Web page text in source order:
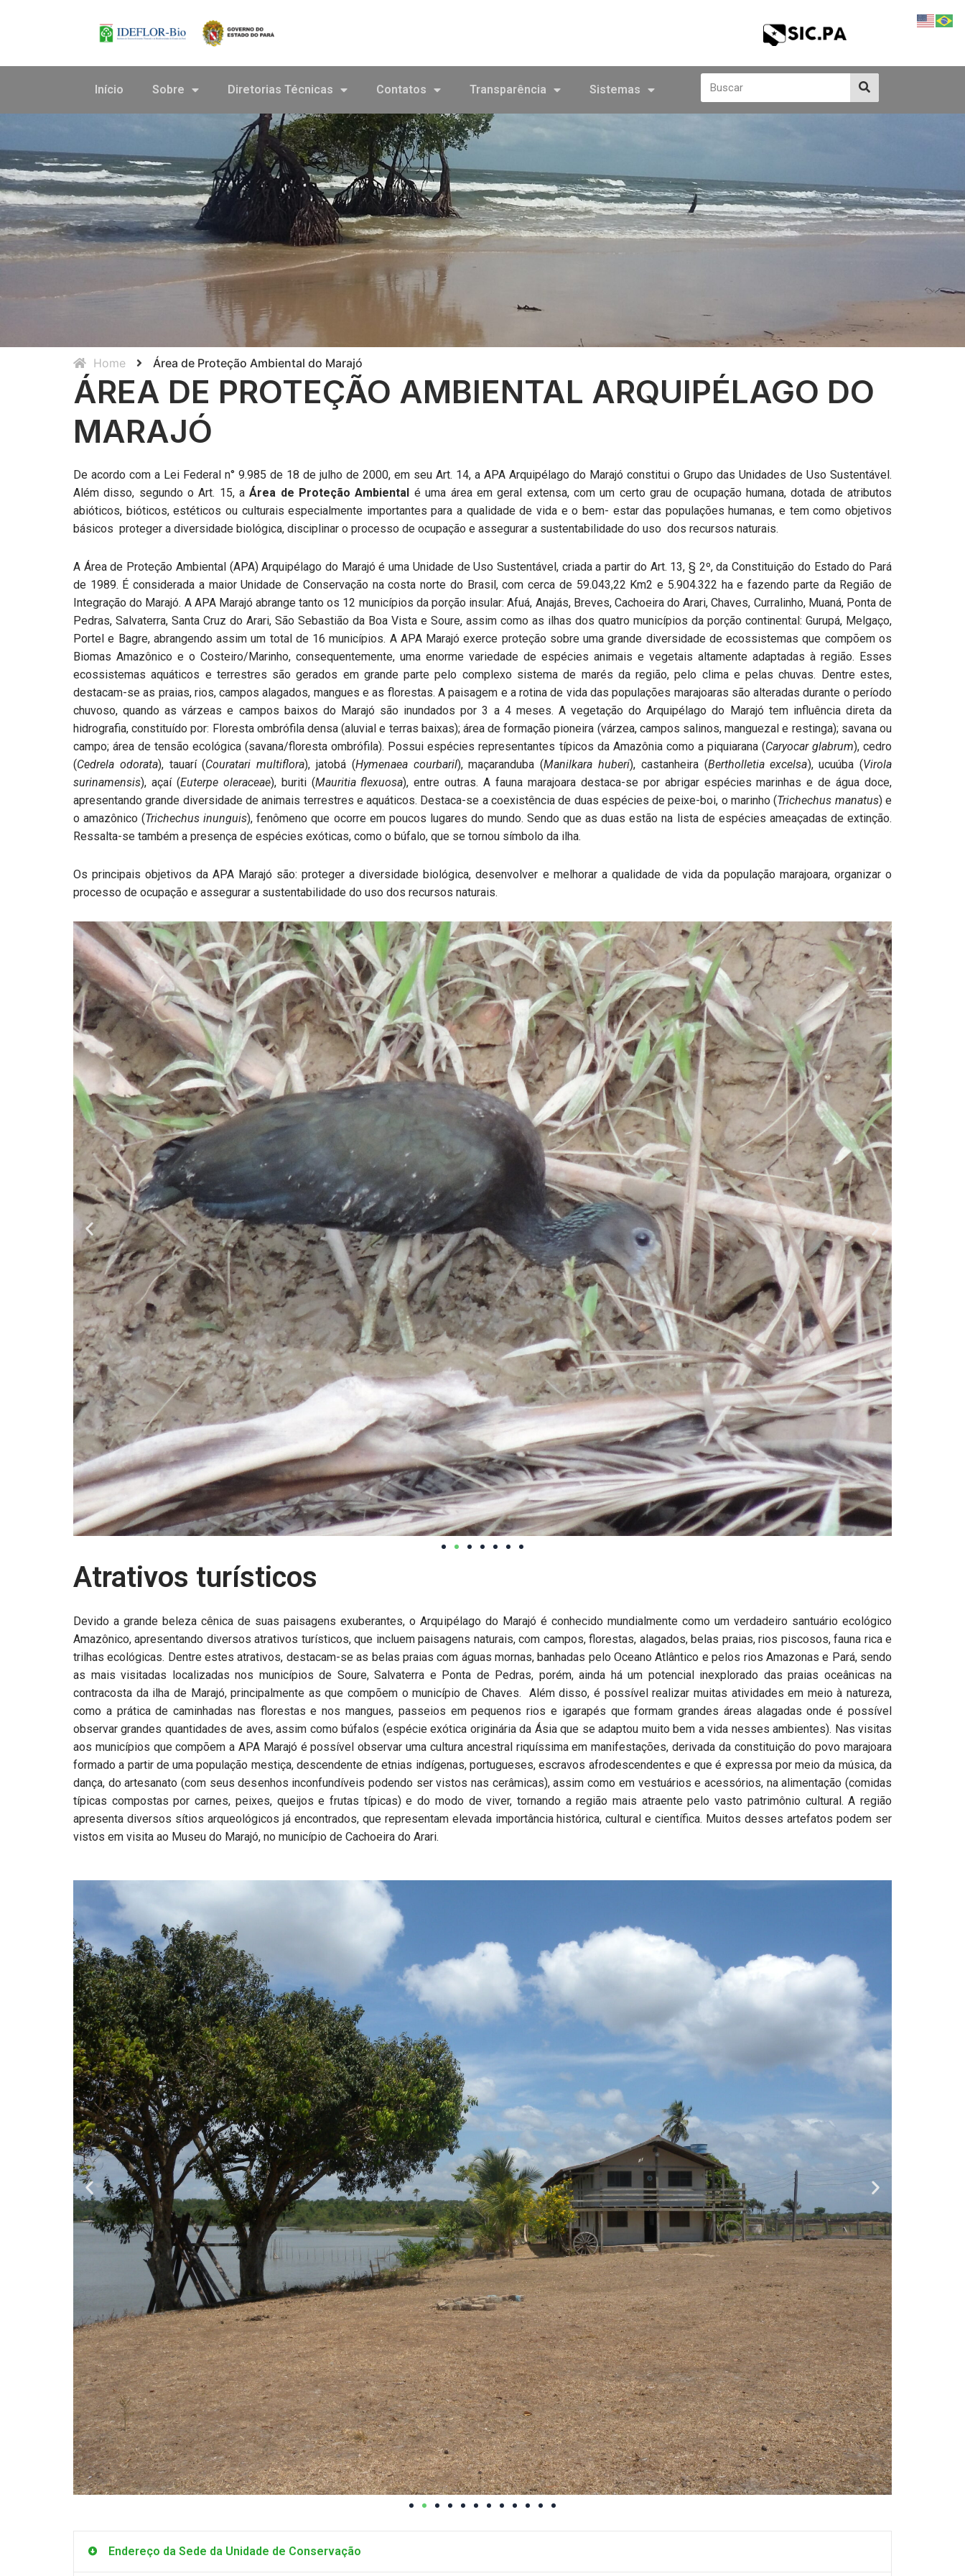
Início Sobre Diretorias Técnicas Contatos Transparência Sistemas
Search Search
Home Área de Proteção Ambiental do Marajó
ÁREA DE PROTEÇÃO AMBIENTAL ARQUIPÉLAGO DO
MARAJÓ
De acordo com a Lei Federal n° 9.985 de 18 de julho de 2000, em seu Art. 14, a APA Arquipélago do Marajó constitui o Grupo das Unidades de Uso Sustentável.
Além disso, segundo o Art. 15, aÁrea de Proteção Ambiental é uma área em geral extensa, com um certo grau de ocupação humana, dotada de atributos
abióticos, bióticos, estéticos ou culturais especialmente importantes para a qualidade de vida e o bem- estar das populações humanas, e tem como objetivos
básicos proteger a diversidade biológica, disciplinar o processo de ocupação e assegurar a sustentabilidade do uso dos recursos naturais.
A Área de Proteção Ambiental (APA) Arquipélago do Marajó é uma Unidade de Uso Sustentável, criada a partir do Art. 13, § 2º, da Constituição do Estado do Pará
de 1989. É considerada a maior Unidade de Conservação na costa norte do Brasil, com cerca de 59.043,22 Km2 e 5.904.322 ha e fazendo parte da Região de
Integração do Marajó. A APA Marajó abrange tanto os 12 municípios da porção insular: Afuá, Anajás, Breves, Cachoeira do Arari, Chaves, Curralinho, Muaná, Ponta de
Pedras, Salvaterra, Santa Cruz do Arari, São Sebastião da Boa Vista e Soure, assim como as ilhas dos quatro municípios da porção continental: Gurupá, Melgaço,
Portel e Bagre, abrangendo assim um total de 16 municípios. A APA Marajó exerce proteção sobre uma grande diversidade de ecossistemas que compõem os
Biomas Amazônico e o Costeiro/Marinho, consequentemente, uma enorme variedade de espécies animais e vegetais altamente adaptadas à região. Esses
ecossistemas aquáticos e terrestres são gerados em grande parte pelo complexo sistema de marés da região, pelo clima e pelas chuvas. Dentre estes,
destacam-se as praias, rios, campos alagados, mangues e as florestas. A paisagem e a rotina de vida das populações marajoaras são alteradas durante o período
chuvoso, quando as várzeas e campos baixos do Marajó são inundados por 3 a 4 meses. A vegetação do Arquipélago do Marajó tem influência direta da
hidrografia, constituído por: Floresta ombrófila densa (aluvial e terras baixas); área de formação pioneira (várzea, campos salinos, manguezal e restinga); savana ou
campo; área de tensão ecológica (savana/floresta ombrófila). Possui espécies representantes típicos da Amazônia como a piquiarana (Caryocar glabrum), cedro
(Cedrela odorata), tauarí (Couratari multiflora), jatobá (Hymenaea courbaril), maçaranduba (Manilkara huberi), castanheira (Bertholletia excelsa), ucuúba (Virola
surinamensis), açaí (Euterpe oleraceae), buriti (Mauritia flexuosa), entre outras. A fauna marajoara destaca-se por abrigar espécies marinhas e de água doce,
apresentando grande diversidade de animais terrestres e aquáticos. Destaca-se a coexistência de duas espécies de peixe-boi, o marinho (Trichechus manatus) e
o amazônico (Trichechus inunguis), fenômeno que ocorre em poucos lugares do mundo. Sendo que as duas estão na lista de espécies ameaçadas de extinção.
Ressalta-se também a presença de espécies exóticas, como o búfalo, que se tornou símbolo da ilha.
Os principais objetivos da APA Marajó são: proteger a diversidade biológica, desenvolver e melhorar a qualidade de vida da população marajoara, organizar o
processo de ocupação e assegurar a sustentabilidade do uso dos recursos naturais.
Atrativos turísticos
Devido a grande beleza cênica de suas paisagens exuberantes, o Arquipélago do Marajó é conhecido mundialmente como um verdadeiro santuário ecológico
Amazônico, apresentando diversos atrativos turísticos, que incluem paisagens naturais, com campos, florestas, alagados, belas praias, rios piscosos, fauna rica e
trilhas ecológicas. Dentre estes atrativos, destacam-se as belas praias com águas mornas, banhadas pelo Oceano Atlântico e pelos rios Amazonas e Pará, sendo
as mais visitadas localizadas nos municípios de Soure, Salvaterra e Ponta de Pedras, porém, ainda há um potencial inexplorado das praias oceânicas na
contracosta da ilha de Marajó, principalmente as que compõem o município de Chaves. Além disso, é possível realizar muitas atividades em meio à natureza,
como a prática de caminhadas nas florestas e nos mangues, passeios em pequenos rios e igarapés que formam grandes áreas alagadas onde é possível
observar grandes quantidades de aves, assim como búfalos (espécie exótica originária da Ásia que se adaptou muito bem a vida nesses ambientes). Nas visitas
aos municípios que compõem a APA Marajó é possível observar uma cultura ancestral riquíssima em manifestações, derivada da constituição do povo marajoara
formado a partir de uma população mestiça, descendente de etnias indígenas, portugueses, escravos afrodescendentes e que é expressa por meio da música, da
dança, do artesanato (com seus desenhos inconfundíveis podendo ser vistos nas cerâmicas), assim como em vestuários e acessórios, na alimentação (comidas
típicas compostas por carnes, peixes, queijos e frutas típicas) e do modo de viver, tornando a região mais atraente pelo vasto patrimônio cultural. A região
apresenta diversos sítios arqueológicos já encontrados, que representam elevada importância histórica, cultural e científica. Muitos desses artefatos podem ser
vistos em visita ao Museu do Marajó, no município de Cachoeira do Arari.
Endereço da Sede da Unidade de Conservação